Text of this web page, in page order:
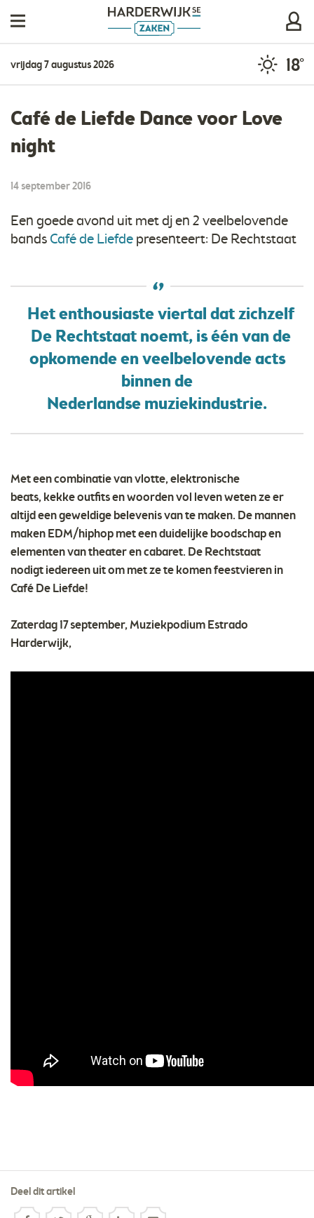
vrijdag 7 augustus 2026 18°
Café de Liefde Dance voor Love
night
14 september 2016
Een goede avond uit met dj en 2 veelbelovende
bandsCafé de Liefdepresenteert: De Rechtstaat
Het enthousiaste viertal dat zichzelf
De Rechtstaat noemt, is één van de
opkomende en veelbelovende acts
binnen de
Nederlandse muziekindustrie.
Met een combinatie van vlotte, elektronische
beats, kekke outfits en woorden vol leven weten ze er
altijd een geweldige belevenis van te maken. De mannen
maken EDM/hiphop met een duidelijke boodschap en
elementen van theater en cabaret. De Rechtstaat
nodigt iedereen uit om met ze te komen feestvieren in
Café De Liefde!
Zaterdag 17 september, Muziekpodium Estrado
Harderwijk,
Deel dit artikel